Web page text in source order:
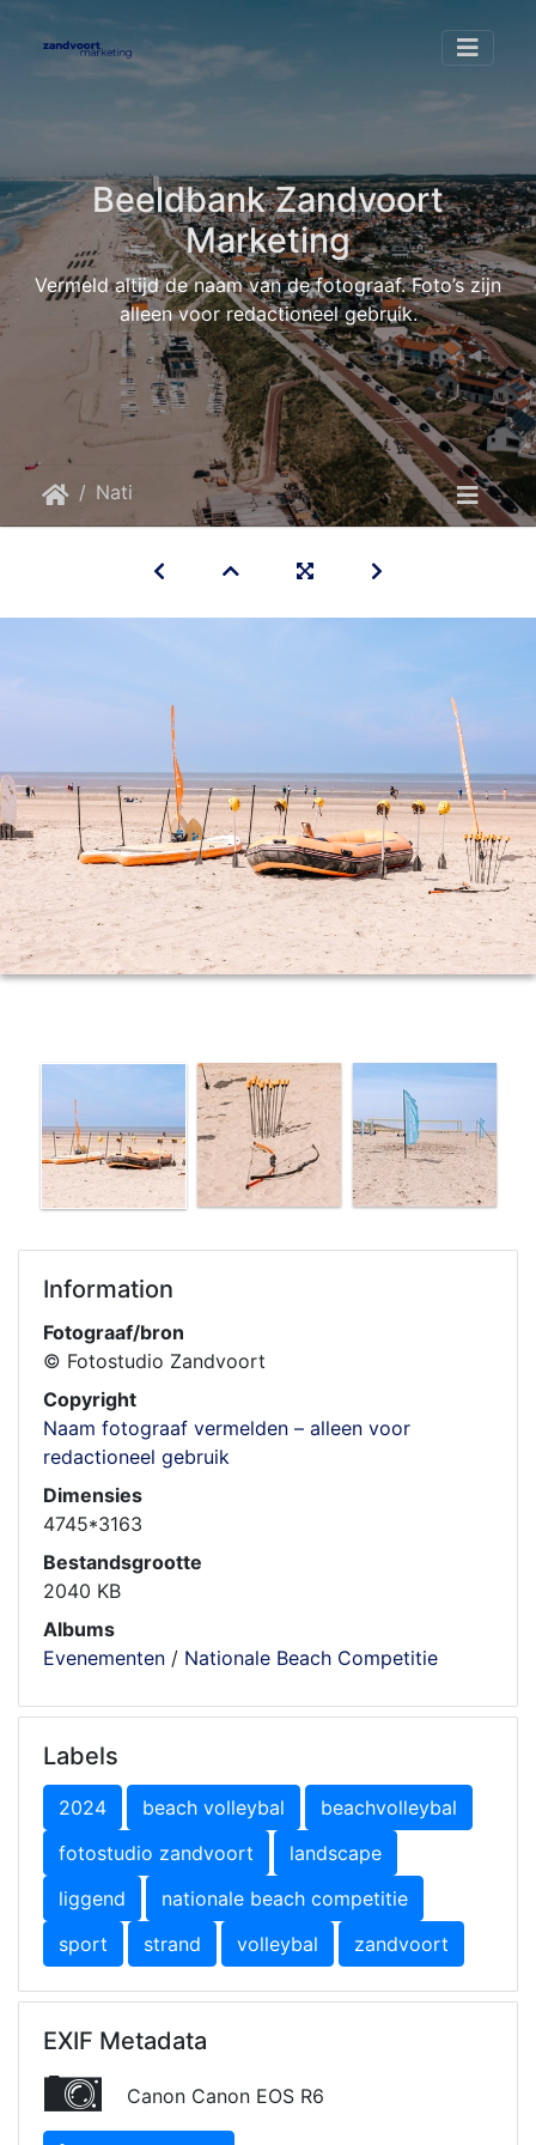
Beeldbank Zandvoort
Marketing
Vermeld altijd de naam van de fotograaf. Foto’s zijn
alleen voor redactioneel gebruik.
Nationale Beach Competitie FZ X Beach vollybal Nederland 20
Information
Fotograaf/bron
© Fotostudio Zandvoort
Copyright
Naam fotograaf vermelden – alleen voor
redactioneel gebruik
Dimensies
4745*3163
Bestandsgrootte
2040 KB
Albums
Evenementen / Nationale Beach Competitie
Labels
2024 beach volleybal
beachvolleybal
fotostudio zandvoort
landscape
liggend
nationale beach competitie
sport
strand volleybal zandvoort
EXIF Metadata
Canon Canon EOS R6